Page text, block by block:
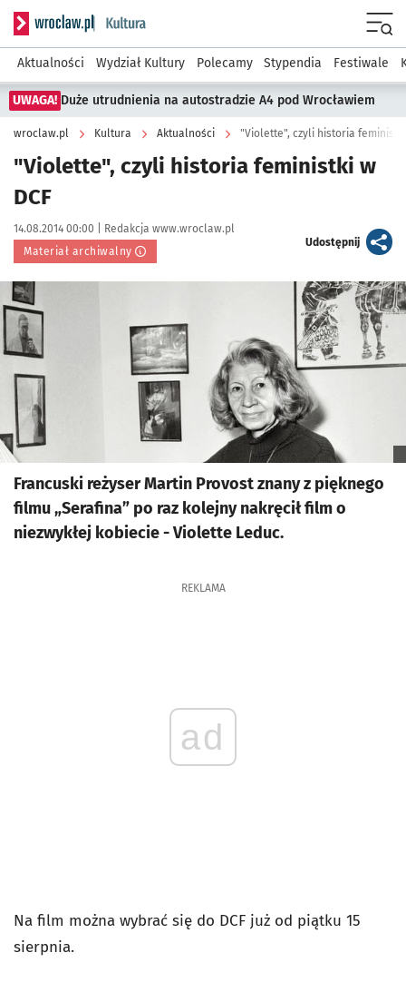
Serwis informacyjny wroclaw.pl podserwis: Kultura
Aktualności Wydział Kultury Polecamy Stypendia Festiwale
UWAGA! Duże utrudnienia na autostradzie A4 pod Wrocławiem
wroclaw.pl Kultura Aktualności "Violette", czyli historia feministki
"Violette", czyli historia feministki w
DCF
Data publikacji:
14.08.2014 00:00 | Autor:
Redakcja www.wroclaw.pl
Materiał archiwalny
Udostępnijartykuł
Kliknij, aby powiększyć
Francuski reżyser Martin Provost znany z pięknego
filmu „Serafina” po raz kolejny nakręcił film o
niezwykłej kobiecie - Violette Leduc.
REKLAMA
ad
Na film można wybrać się do DCF już od piątku 15
sierpnia.